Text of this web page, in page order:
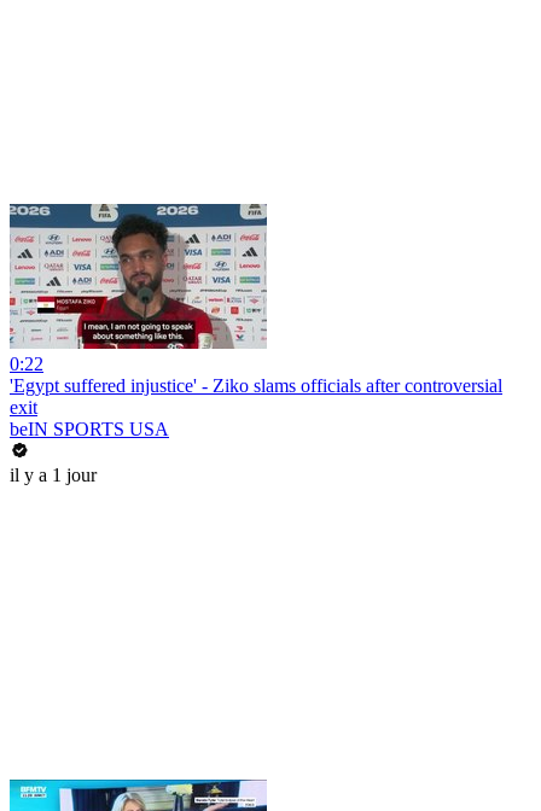
0:22
'Egypt suffered injustice' - Ziko slams officials after controversial
exit
beIN SPORTS USA
il y a 1 jour